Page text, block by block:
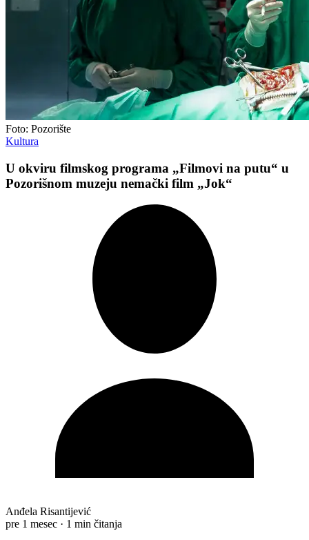
Foto: Pozorište
Kultura
U okviru filmskog programa „Filmovi na putu“ u
Pozorišnom muzeju nemački film „Jok“
Anđela Risantijević
pre 1 mesec · 1 min čitanja